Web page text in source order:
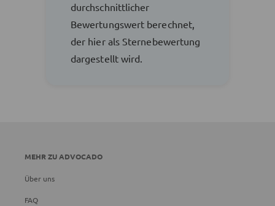
durchschnittlicher
Bewertungswert berechnet,
der hier als Sternebewertung
dargestellt wird.
MEHR ZU ADVOCADO
Über uns
FAQ